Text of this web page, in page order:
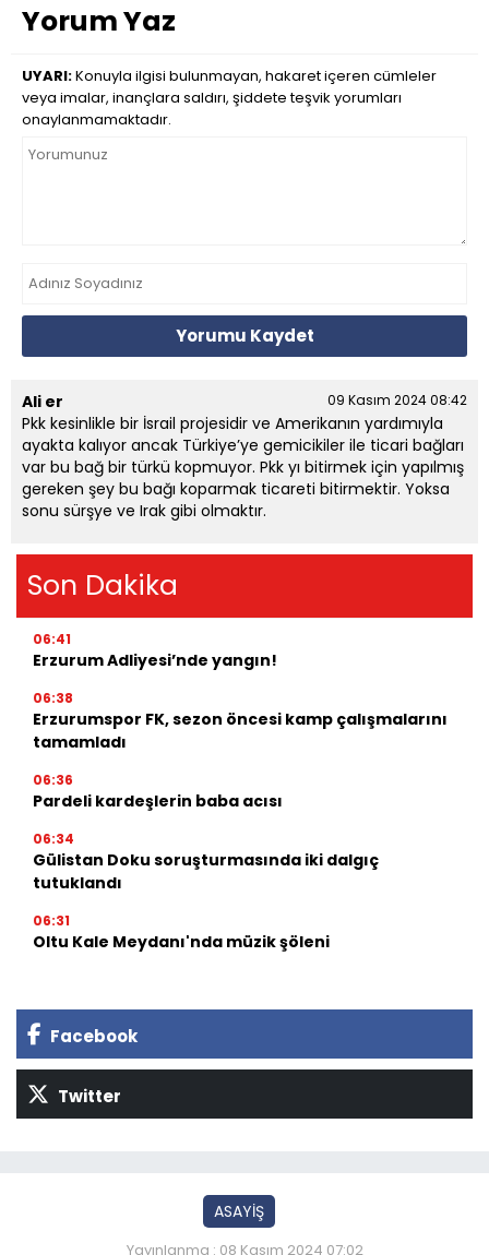
Yorum Yaz
UYARI:Konuyla ilgisi bulunmayan, hakaret içeren cümleler
veya imalar, inançlara saldırı, şiddete teşvik yorumları
onaylanmamaktadır.
Yorumu Kaydet
Ali er 09 Kasım 2024 08:42
Pkk kesinlikle bir İsrail projesidir ve Amerikanın yardımıyla
ayakta kalıyor ancak Türkiye’ye gemicikiler ile ticari bağları
var bu bağ bir türkü kopmuyor. Pkk yı bitirmek için yapılmış
gereken şey bu bağı koparmak ticareti bitirmektir. Yoksa
sonu sürşye ve Irak gibi olmaktır.
Son Dakika
06:41
Erzurum Adliyesi’nde yangın!
06:38
Erzurumspor FK, sezon öncesi kamp çalışmalarını
tamamladı
06:36
Pardeli kardeşlerin baba acısı
06:34
Gülistan Doku soruşturmasında iki dalgıç
tutuklandı
06:31
Oltu Kale Meydanı'nda müzik şöleni
Facebook
Twitter
ASAYİŞ
Yayınlanma : 08 Kasım 2024 07:02